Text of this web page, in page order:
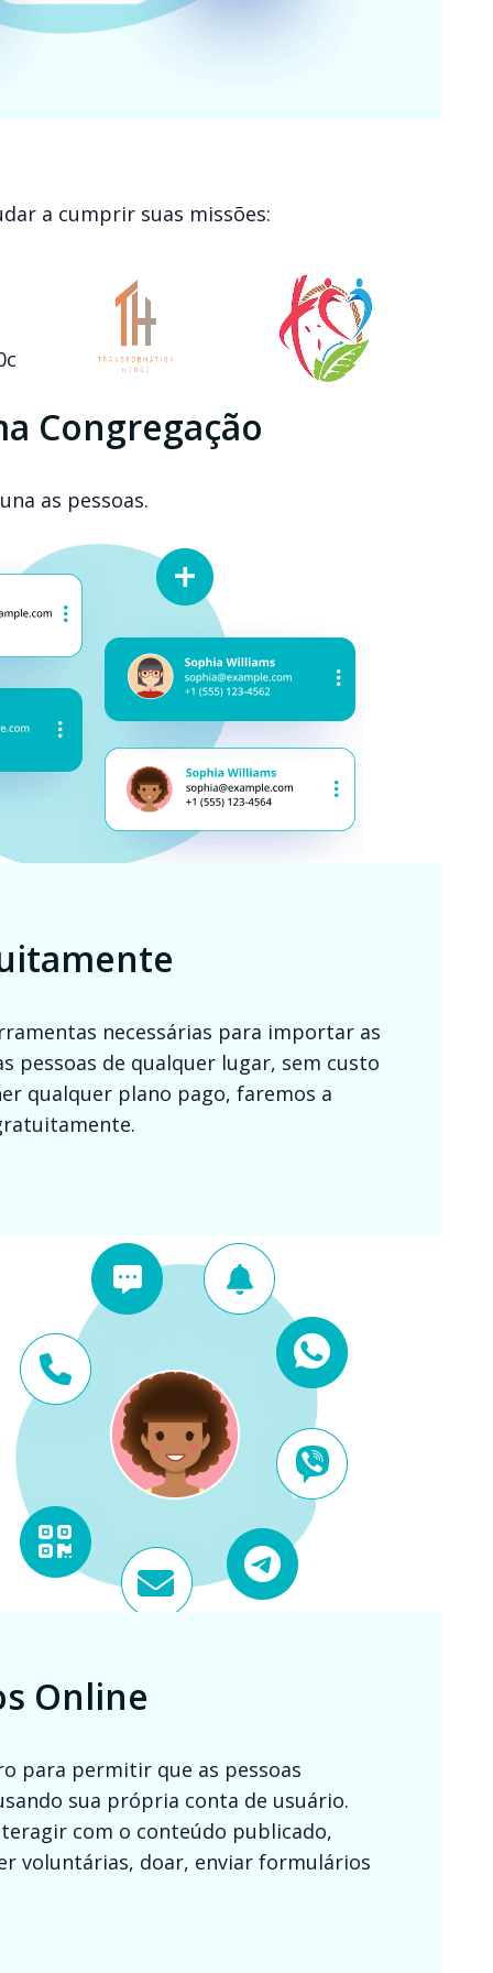
a cumprir suas missões:
Congregação
as pessoas.
necessárias para importar as
pessoas de qualquer lugar, sem custo
qualquer plano pago, faremos a
Online
para permitir que as pessoas
sua própria conta de usuário.
com o conteúdo publicado,
voluntárias, doar, enviar formulários